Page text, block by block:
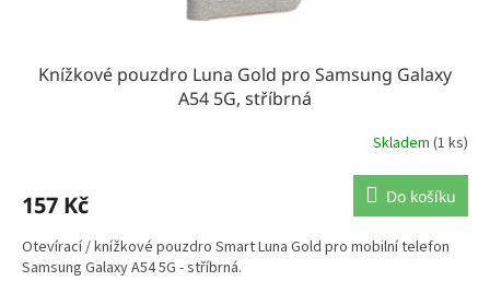
Knížkové pouzdro Luna Gold pro Samsung Galaxy
A54 5G, stříbrná
Skladem (1 ks)
157 Kč Do košíku
Otevírací / knížkové pouzdro Smart Luna Gold pro mobilní telefon
Samsung Galaxy A54 5G - stříbrná.